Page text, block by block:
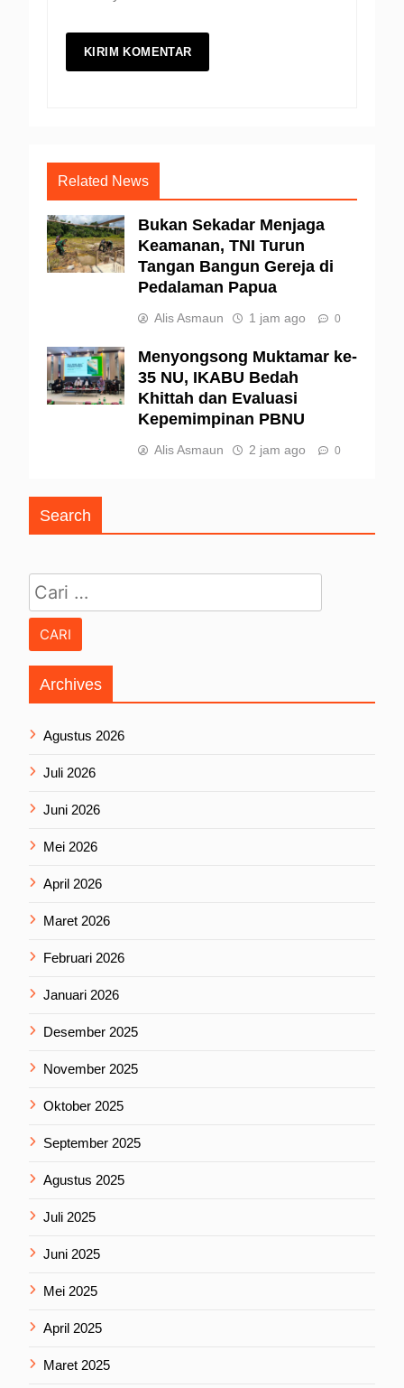
Related News
Bukan Sekadar Menjaga
Keamanan, TNI Turun
Tangan Bangun Gereja di
Pedalaman Papua
Alis Asmaun 1 jam ago 0
Menyongsong Muktamar ke-
35 NU, IKABU Bedah
Khittah dan Evaluasi
Kepemimpinan PBNU
Alis Asmaun 2 jam ago 0
Search
Archives
Agustus 2026
Juli 2026
Juni 2026
Mei 2026
April 2026
Maret 2026
Februari 2026
Januari 2026
Desember 2025
November 2025
Oktober 2025
September 2025
Agustus 2025
Juli 2025
Juni 2025
Mei 2025
April 2025
Maret 2025